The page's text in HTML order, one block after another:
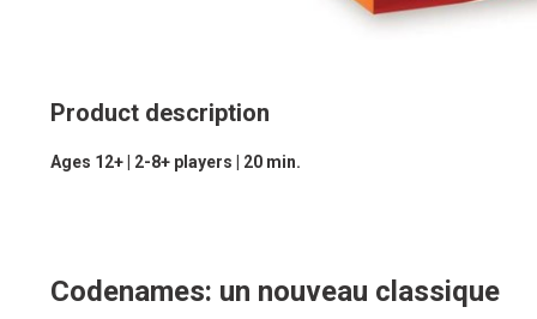
Product description
Ages 12+ | 2-8+ players | 20 min.
Codenames: un nouveau classique